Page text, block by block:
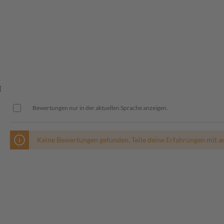
Bewertungen nur in der aktuellen Sprache anzeigen.
Keine Bewertungen gefunden. Teile deine Erfahrungen mit